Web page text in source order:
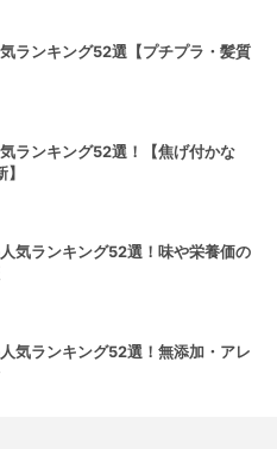
ランキング52選【プチプラ・髪質
ランキング52選！【焦げ付かな
気ランキング52選！味や栄養価の
気ランキング52選！無添加・アレ